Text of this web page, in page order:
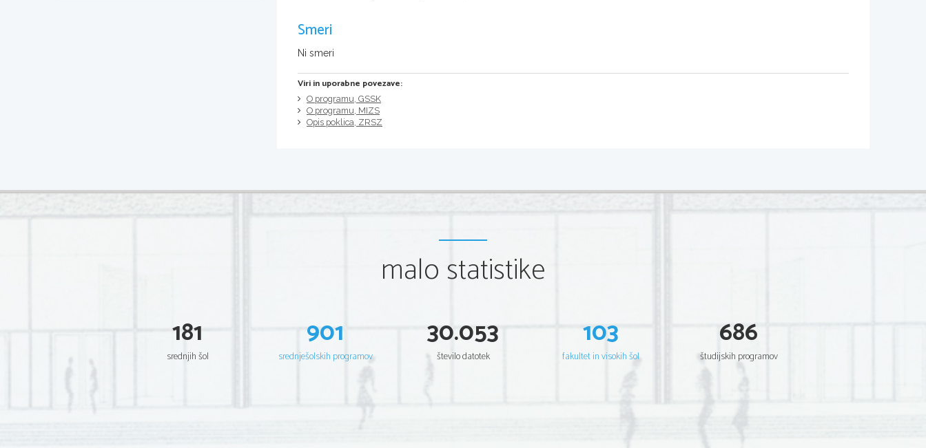
Smeri
Ni smeri
Viri in uporabne povezave:
O programu, GSSK
O programu, MIZS
Opis poklica, ZRSZ
malo statistike
181
srednjih šol
901
srednješolskih programov
30.053
število datotek
103
fakultet in visokih šol
686
študijskih programov